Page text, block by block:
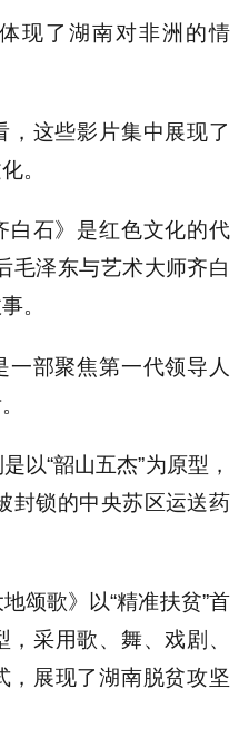
现了湖南对非洲的情
，这些影片集中展现了
。
白石》是红色文化的代
毛泽东与艺术大师齐白
。
一部聚焦第一代领导人
以“韶山五杰”为原型，
封锁的中央苏区运送药
颂歌》以“精准扶贫”首
采用歌、舞、戏剧、
，展现了湖南脱贫攻坚